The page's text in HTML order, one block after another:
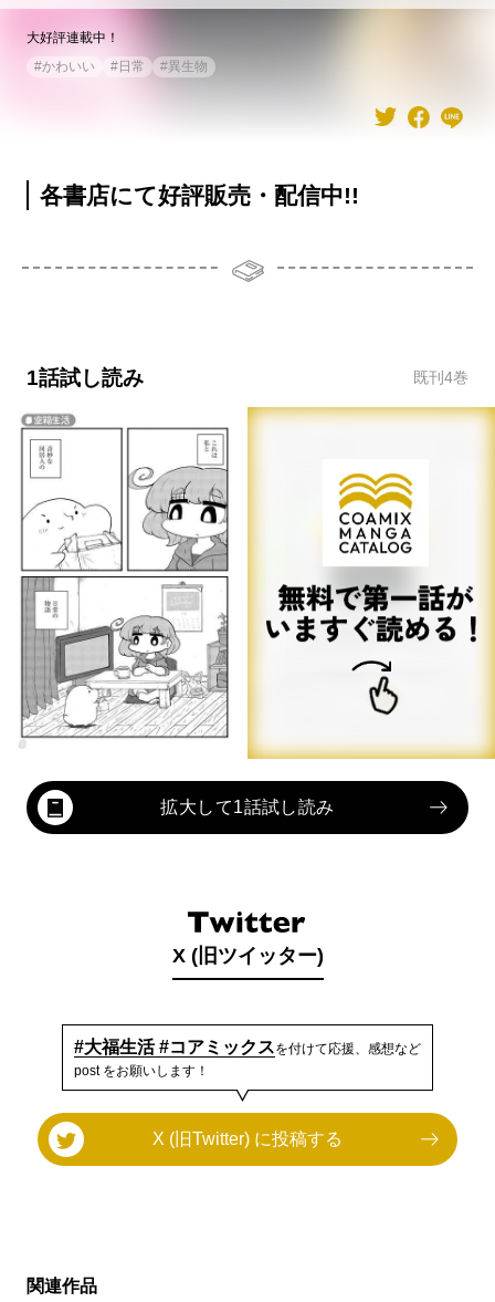
大好評連載中！
#かわいい # 日常 #異生物
各書店にて好評販売・配信中!!
1話試し読み 既刊 4巻
拡大して1話試し読み
X (旧ツイッター)
#大福生活 #コアミックスを付けて応援、感想など
post をお願いします！
X (旧Twitter) に投稿する
関連作品